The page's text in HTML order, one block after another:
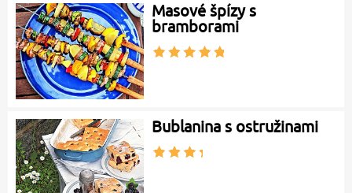
Masové špízy s
bramborami
Bublanina s ostružinami